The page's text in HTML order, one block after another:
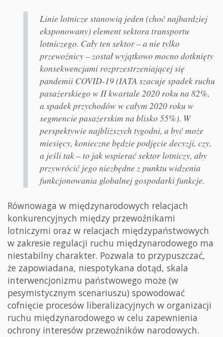
Linie lotnicze stanowią jeden (choć najbardziej
eksponowany) element sektora transportu
lotniczego. Cały ten sektor – a nie tylko
przewoźnicy – został wyjątkowo mocno dotknięty
konsekwencjami rozprzestrzeniającej się
pandemii COVID-19 (IATA szacuje spadek ruchu
pasażerskiego w II kwartale 2020 roku na 82%,
a spadek przychodów w całym 2020 roku w
segmencie pasażerskim na blisko 55%). W
perspektywie najbliższych tygodni, a być może
miesięcy, konieczne będzie podjęcie decyzji, czy,
a jeśli tak – to jak wspierać sektor lotniczy, aby
przywrócić jego niezbędne z punktu widzenia
funkcjonowania globalnej gospodarki funkcje.
Równowaga w międzynarodowych relacjach
konkurencyjnych między przewoźnikami
lotniczymi oraz w relacjach międzypaństwowych
w zakresie regulacji ruchu międzynarodowego ma
niestabilny charakter. Pozwala to przypuszczać,
że zapowiadana, niespotykana dotąd, skala
interwencjonizmu państwowego może (w
pesymistycznym scenariuszu) spowodować
cofnięcie procesów liberalizacyjnych w organizacji
ruchu międzynarodowego w celu zapewnienia
ochrony interesów przewoźników narodowych.